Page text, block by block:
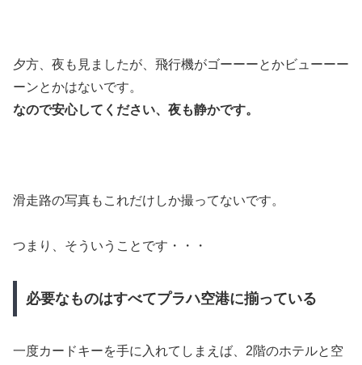
夕方、夜も見ましたが、飛行機がゴーーーとかビューーー
ーンとかはないです。
なので安心してください、夜も静かです。
滑走路の写真もこれだけしか撮ってないです。
つまり、そういうことです・・・
必要なものはすべてプラハ空港に揃っている
一度カードキーを手に入れてしまえば、2階のホテルと空